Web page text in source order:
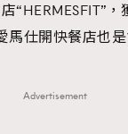
“HERMESFIT”
仕開快餐店也是
Advertisement